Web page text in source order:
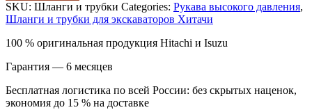
SKU: Шланги и трубки Categories: Рукава высокого давления,
Шланги и трубки для экскаваторов Хитачи
100 % оригинальная продукция Hitachi и Isuzu
Гарантия — 6 месяцев
Бесплатная логистика по всей России: без скрытых наценок,
экономия до 15 % на доставке